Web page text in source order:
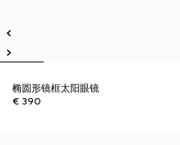
椭圆形镜框太阳眼镜
€ 390